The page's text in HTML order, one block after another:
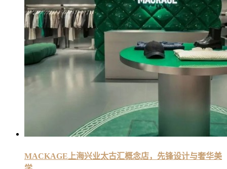
MACKAGE上海兴业太古汇概念店，先锋设计与奢华美